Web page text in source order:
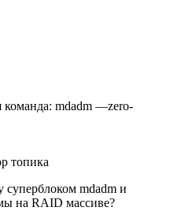
mdadm —zero-
топика
mdadm и
на RAID массиве?